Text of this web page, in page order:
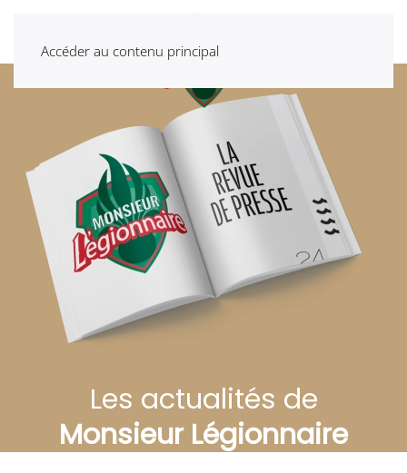
Accéder au contenu principal
Les actualités de
Monsieur Légionnaire